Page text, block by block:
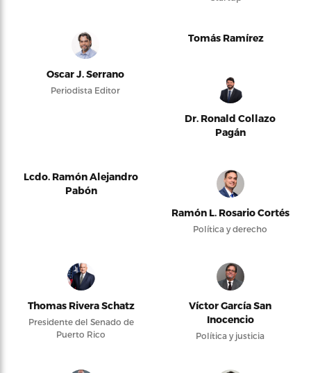
Oscar J. Serrano
Periodista Editor
Tomás Ramírez
Dr. Ronald Collazo
Pagán
Lcdo. Ramón Alejandro
Pabón
Ramón L. Rosario Cortés
Política y derecho
Thomas Rivera Schatz
Presidente del Senado de
Puerto Rico
Víctor García San
Inocencio
Política y justicia